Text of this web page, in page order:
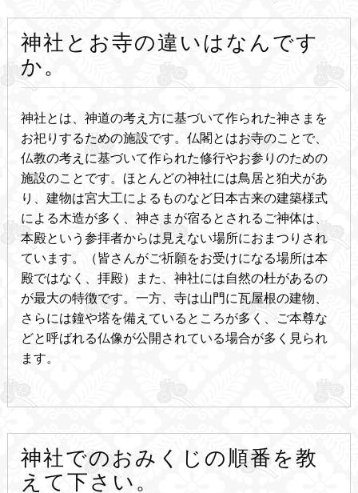
神社とお寺の違いはなんです
か。
神社とは、神道の考え方に基づいて作られた神さまを
お祀りするための施設です。仏閣とはお寺のことで、
仏教の考えに基づいて作られた修行やお参りのための
施設のことです。ほとんどの神社には鳥居と狛犬があ
り、建物は宮大工によるものなど日本古来の建築様式
による木造が多く、神さまが宿るとされるご神体は、
本殿という参拝者からは見えない場所におまつりされ
ています。（皆さんがご祈願をお受けになる場所は本
殿ではなく、拝殿）また、神社には自然の杜があるの
が最大の特徴です。一方、寺は山門に瓦屋根の建物、
さらには鐘や塔を備えているところが多く、ご本尊な
どと呼ばれる仏像が公開されている場合が多く見られ
ます。
神社でのおみくじの順番を教
えて下さい。